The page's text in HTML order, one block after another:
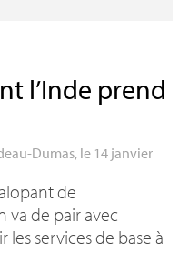
l’Inde prend
Dumas, le 14 janvier
de
va de pair avec
les services de base à